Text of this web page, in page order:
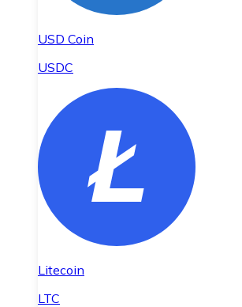
USD Coin
USDC
Litecoin
LTC